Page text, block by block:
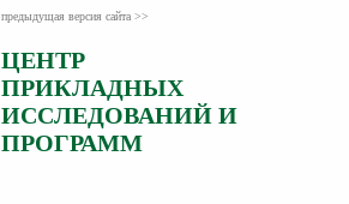
предыдущая версия сайта >>
ЦЕНТР
ПРИКЛАДНЫХ
ИССЛЕДОВАНИЙ И
ПРОГРАММ